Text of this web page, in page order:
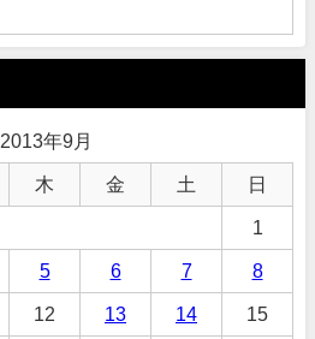
2013年9月
木 金 土 日
1
5 6 7 8
12 13 14 15